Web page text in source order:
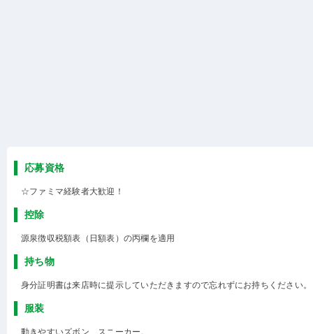
応募資格
☆ファミマ経験者大歓迎！
控除
源泉徴収税額表（日額表）の丙欄を適用
持ち物
身分証明書は来店時に提示していただきますので忘れずにお持ちください。
服装
動きやすいズボン、スニーカー。